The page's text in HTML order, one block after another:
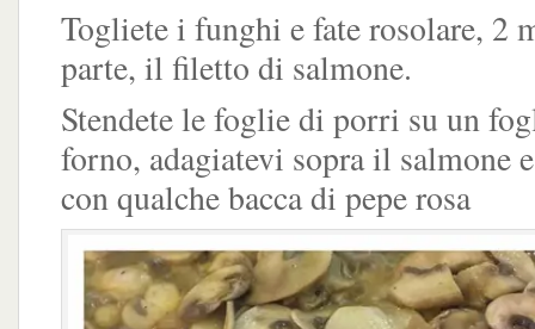
Togliete i funghi e fate rosolare, 2
parte, il filetto di salmone.
Stendete le foglie di porri su un
forno, adagiatevi sopra il salmone
con qualche bacca di pepe rosa